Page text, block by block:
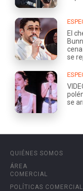
El
se
se
QUIÉNES SOMOS
ÁREA
COMERCIAL
POLÍTICAS